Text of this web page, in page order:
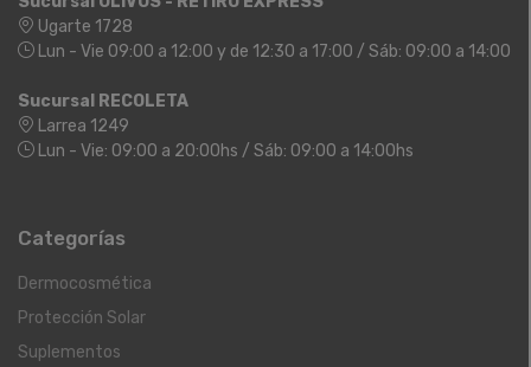
Ugarte 1728
Lun - Vie 09:00 a 12:00 y de 12:30 a 17:00 / Sáb: 09:00 a 14:00
Sucursal RECOLETA
Larrea 1249
Lun - Vie: 09:00 a 20:00hs / Sáb: 09:00 a 14:00hs
Categorías
Dermocosmética
Protección Solar
Suplementos